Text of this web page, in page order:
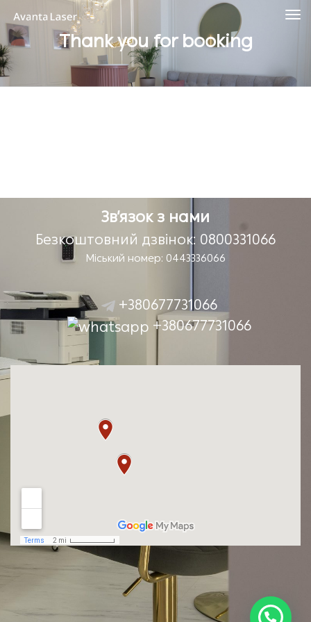
Thank you for booking
Зв’язок з нами
Безкоштовний дзвінок: 0800331066
Міський номер: 0443336066
+380677731066
+380677731066